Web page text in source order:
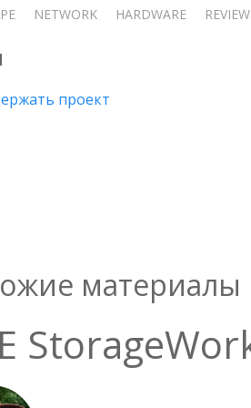
NETWORK HARDWARE REVIEW
проект
материалы